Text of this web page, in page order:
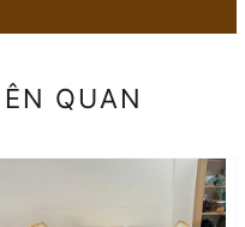
QUAN